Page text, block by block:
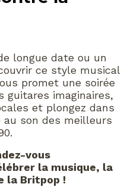
longue date ou un
ce style musical
promet une soirée
guitares imaginaires,
et plongez dans
au son des meilleurs
vous
la musique, la
la Britpop !